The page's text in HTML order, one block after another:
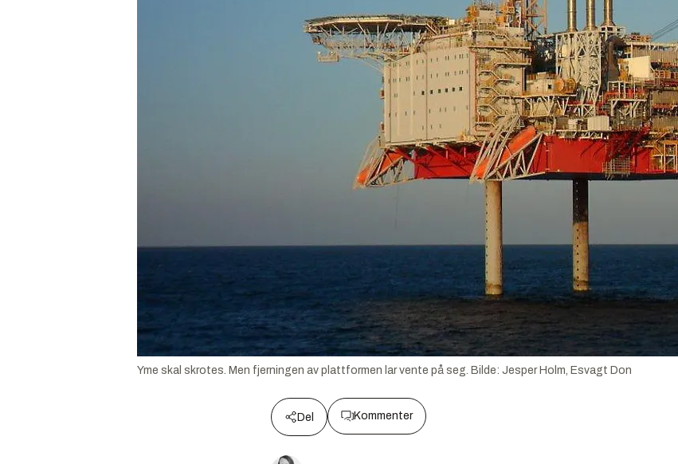
Yme skal skrotes. Men fjerningen av plattformen lar vente på seg. Bilde: Jesper Holm, Esvagt Don
Del Kommenter